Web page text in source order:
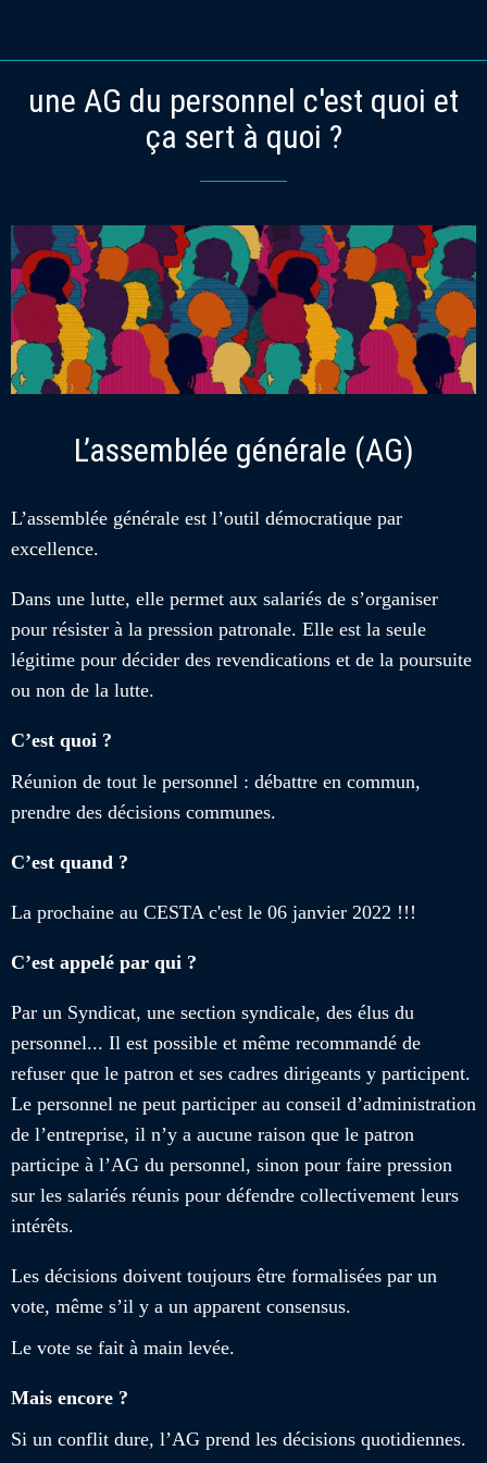
une AG du personnel c'est quoi et
ça sert à quoi ?
L’assemblée générale (AG)
L’assemblée générale est l’outil démocratique par
excellence.
Dans une lutte, elle permet aux salariés de s’organiser
pour résister à la pression patronale. Elle est la seule
légitime pour décider des revendications et de la poursuite
ou non de la lutte.
C’est quoi ?
Réunion de tout le personnel : débattre en commun,
prendre des décisions communes.
C’est quand ?
La prochaine au CESTA c'est le 06 janvier 2022 !!!
C’est appelé par qui ?
Par un Syndicat, une section syndicale, des élus du
personnel... Il est possible et même recommandé de
refuser que le patron et ses cadres dirigeants y participent.
Le personnel ne peut participer au conseil d’administration
de l’entreprise, il n’y a aucune raison que le patron
participe à l’AG du personnel, sinon pour faire pression
sur les salariés réunis pour défendre collectivement leurs
intérêts.
Les décisions doivent toujours être formalisées par un
vote, même s’il y a un apparent consensus.
Le vote se fait à main levée.
Mais encore ?
Si un conflit dure, l’AG prend les décisions quotidiennes.